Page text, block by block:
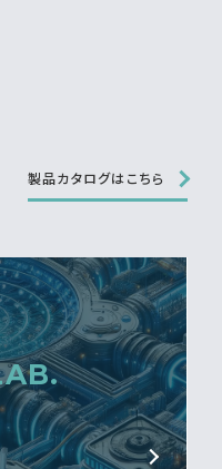
製品カタログはこちら